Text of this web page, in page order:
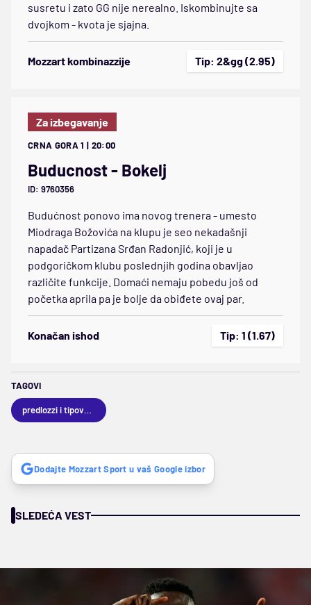
susretu i zato GG nije nerealno. Iskombinujte sa
dvojkom - kvota je sjajna.
Mozzart kombinazzije Tip: 2&gg (2.95)
Za izbegavanje
CRNA GORA 1 | 20:00
Buducnost - Bokelj
ID: 9760356
Budućnost ponovo ima novog trenera - umesto
Miodraga Božovića na klupu je seo nekadašnji
napadač Partizana Srđan Radonjić, koji je u
podgoričkom klubu poslednjih godina obavljao
različite funkcije. Domaći nemaju pobedu još od
početka aprila pa je bolje da obiđete ovaj par.
Konačan ishod Tip: 1 (1.67)
TAGOVI
predlozzi i tipovanja
Dodajte Mozzart Sport u vaš Google izbor
SLEDEĆA VEST